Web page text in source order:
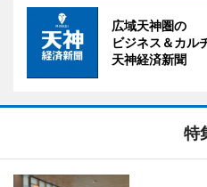
広域天神圏の
ビジネス＆カル
天神経済新聞
特